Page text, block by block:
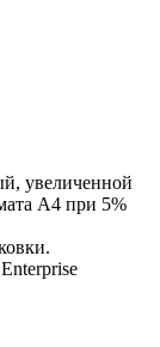
увеличенной
А4 при 5%